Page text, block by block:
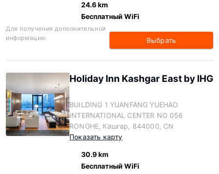
24.6 km
Бесплатный WiFi
Для получения дополнительной
информации:
Выбрать
Holiday Inn Kashgar East by IHG
BUILDING 1 YUANFANG YUEHAO
INTERNATIONAL CENTER NO 056
RONGHE, Кашгар, 844000, CN
Показать карту
30.9 km
Бесплатный WiFi